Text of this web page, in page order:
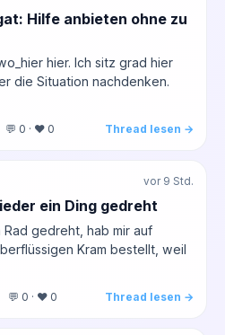
Hilfe anbieten ohne zu
hier. Ich sitz grad hier
die Situation nachdenken.
💬 0 · ❤️ 0 Thread lesen →
vor 9 Std.
ein Ding gedreht
gedreht, hab mir auf
Kram bestellt, weil
💬 0 · ❤️ 0 Thread lesen →